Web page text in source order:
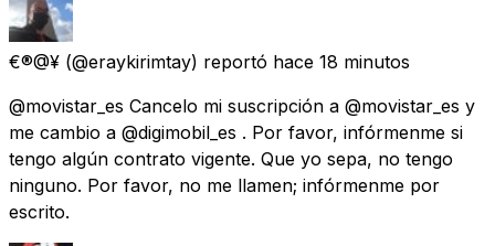
€®@¥ (@eraykirimtay) reportó hace 18 minutos
@movistar_es Cancelo mi suscripción a @movistar_es y
me cambio a @digimobil_es . Por favor, infórmenme si
tengo algún contrato vigente. Que yo sepa, no tengo
ninguno. Por favor, no me llamen; infórmenme por
escrito.